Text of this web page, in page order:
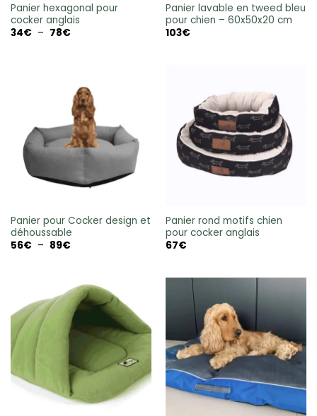
Panier hexagonal pour
cocker anglais
34€ – 78€Plage
Panier lavable en tweed bleu
pour chien – 60x50x20 cm
103€
Panier pour Cocker design et
déhoussable
56€ – 89€Plage
89€
Panier rond motifs chien
pour cocker anglais
67€